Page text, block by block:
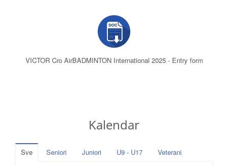
VICTOR Cro AirBADMINTON International 2025 - Entry form
Kalendar
Sve Seniori Juniori U9 - U17
Veterani